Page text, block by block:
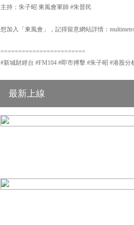
主持：朱子昭 東風會軍師 #朱晉民
想加入「東風會」，記得留意網站詳情：
========================
#新城財經台 #FM104 #即市搏擊 #朱子昭 #港股分
最新上線